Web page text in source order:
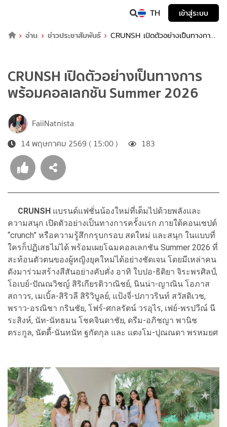
TH
เข้าสู่ระบบ
อ่าน
ข่าวประชาสัมพันธ์
CRUNSH เปิดตัวอย่างเป็นทางการ
พร้อมคอลเลกชัน Summer 2026
CRUNSH เปิดตัวอย่างเป็นทางการ
พร้อมคอลเลกชัน Summer 2026
FaiiNatnista
14 พฤษภาคม 2569 ( 15:00 )
183
CRUNSH แบรนด์แฟชั่นน้องใหม่ที่เต็มไปด้วยพลังและ
ความสนุก เปิดตัวอย่างเป็นทางการครั้งแรก ภายใต้คอนเซปต์
“crunch” หรือความรู้สึกกรุบกรอบ สดใหม่ และสนุก ในแบบที่
ใครก็ปฏิเสธไม่ได้ พร้อมเผยโฉมคอลเลกชัน Summer 2026 ที่
สะท้อนตัวตนของผู้หญิงยุคใหม่ได้อย่างชัดเจน โดยมีเหล่าคน
ดังมาร่วมสร้างสีสันอย่างคับคั่ง อาทิ ใบปอ-ธิติยา จิระพรศิลป์,
โอเบย์-ปัณณวิชญ์ สิริเกียรติวาณิชย์, นินน่า-ญาณิน โอภาส
สถาวร, เมเบิ้ล-สิริวลี สิริวิบูลย์, แป้งจี่-ปภาวรินท์ สวัสดิเวช,
พราว-อรณิชา กรินชัย, โฟร์-ศกลรัตน์ วรอุไร, เฟย์-พรปวีณ์ นี
ระสิงห์, นัท-นัทธมน โชคจินดาชัย, ดรีม-อภิชญา พานิช
ตระกูล, นัตตี้-นันทนัท ฐกัดกุล และ แตงโม-ปุณณดา พรหมยศ